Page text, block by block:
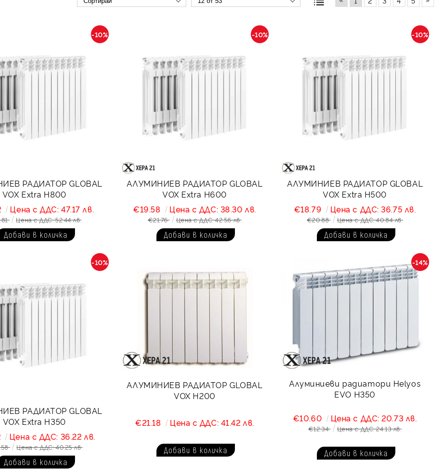
РАДИАТОР GLOBAL
VOX Extra H800
-10%
Цена с ДДС: 47.17 лв.
Цена с ДДС: 52.44 лв.
АЛУМИНИЕВ РАДИАТОР GLOBAL
VOX Extra H600
-10%
€19.58 Цена с ДДС: 38.30 лв.
€21.76 Цена с ДДС: 42.56 лв.
АЛУМИНИЕВ РАДИАТОР GLOBAL
VOX Extra H500
-10%
€18.79 Цена с ДДС: 36.75 лв.
€20.88 Цена с ДДС: 40.84 лв.
РАДИАТОР GLOBAL
VOX Extra H350
-10%
Цена с ДДС: 36.22 лв.
Цена с ДДС: 40.25 лв.
АЛУМИНИЕВ РАДИАТОР GLOBAL
VOX H200
€21.18 Цена с ДДС: 41.42 лв.
Алуминиеви радиатори Helyos
EVO Н350
-14%
€10.60 Цена с ДДС: 20.73 лв.
€12.34 Цена с ДДС: 24.13 лв.